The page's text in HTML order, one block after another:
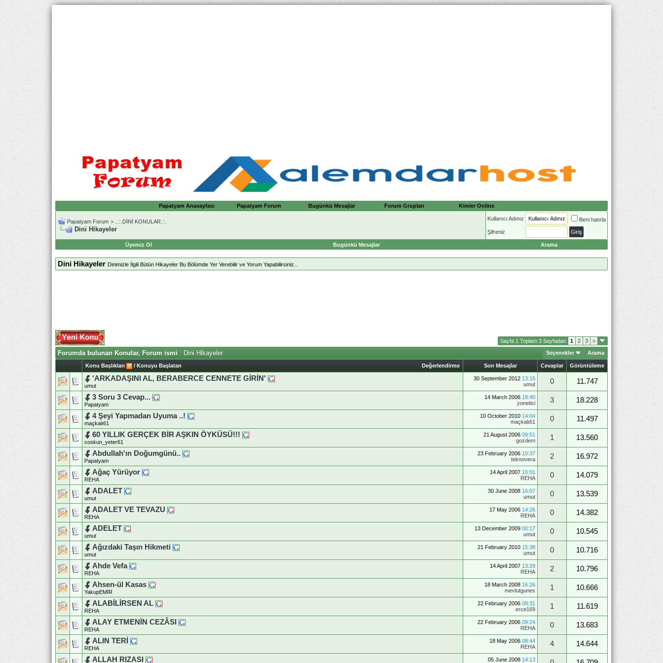
Papatyam Anasayfası Papatyam Forum Bugünkü Mesajlar Forum Grupları Kimler Online
Papatyam Forum > ..::.DİNİ KONULAR.::.
Dini Hikayeler
Kullanıcı Adınız Beni hatırla
Şifreniz
Üyemiz Ol Bugünkü Mesajlar Arama
Dini Hikayeler Dinimizle İlgili Bütün Hikayeler Bu Bölümde Yer Verebilir ve Yorum Yapabilirsiniz...
Sayfa 1 Toplam 3 Sayfadan 1 2 3 >
Forumda bulunan Konular, Forum ismi : Dini Hikayeler Seçenekler Arama
Değerlendirme
Konu Başlıkları / Konuyu Başlatan Son Mesajlar Cevaplar Görüntüleme
'ARKADAŞINI AL, BERABERCE CENNETE GİRİN'
umut
30 September 2012 13:15
umut
0
11.747
3 Soru 3 Cevap...
Papatyam
14 March 2006 18:40
yonetici
3
18.228
4 Şeyi Yapmadan Uyuma ..!
maçkalı61
10 October 2010 14:04
maçkalı61
0
11.497
60 YILLIK GERÇEK BİR AŞKIN ÖYKÜSÜ!!!
coskun_yeter61
21 August 2006 09:51
gozdem
1
13.560
Abdullah'ın Doğumgünü..
Papatyam
23 February 2006 10:37
teknovera
2
16.972
Ağaç Yürüyor
REHA
14 April 2007 10:01
REHA
0
14.079
ADALET
umut
30 June 2008 16:07
umut
0
13.539
ADALET VE TEVAZU
REHA
17 May 2006 14:26
REHA
0
14.382
ADELET
umut
13 December 2009 00:17
umut
0
10.545
Ağızdaki Taşın Hikmeti
umut
21 February 2010 15:38
umut
0
10.716
Ahde Vefa
REHA
14 April 2007 13:29
REHA
2
10.796
Ahsen-ül Kasas
YakupEMİR
18 March 2008 16:26
mevlutgunes
1
10.666
ALABİLİRSEN AL
REHA
22 February 2006 09:31
erce169
1
11.619
ALAY ETMENİN CEZÂSI
REHA
22 February 2006 09:24
REHA
0
13.683
ALIN TERİ
REHA
18 May 2006 08:44
REHA
4
14.644
ALLAH RIZASI
05 June 2008 14:13